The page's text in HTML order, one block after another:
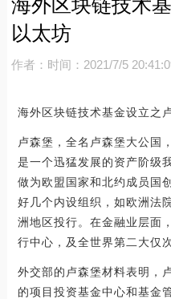
以太坊
作者： 时间：2021/7/5
海外区块链技术基金设立之
卢森堡，全名卢森堡大公国
是一个迅猛发展的资产阶级
做为欧盟国家和北约成员国
好几个内设组织，如欧洲法
洲地区投行。在金融业层面
行中心，及全世界第二大仅
外交部的卢森堡材料表明，
的项目投资基金中心和基金